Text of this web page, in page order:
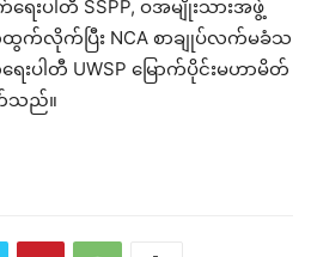
ေးပါတီ SSPP, ဝအမျိုးသားအဖွဲ့
တ်ထွက်လိုက်ပြီး NCA စာချုပ်လက်မခံသ
ပါတီ UWSP မြောက်ပိုင်းမဟာမိတ်
က်သည်။